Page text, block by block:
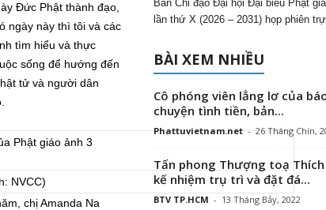
Đức Phật thành đạo,
ngày này thì tôi và các
tìm hiểu và thực
sống để hướng đến
tử và người dân
NVCC)
chị Amanda Na
Ban Chỉ đạo Đại hội Đại biểu Phật
lần thứ X (2026 – 2031) họp phiên
BÀI XEM NHIỀU
Cô phóng viên lẳng lơ của
chuyện tình tiền, bản...
Phattuvietnam.net - 26 Tháng Chín,
Tấn phong Thượng toạ
kế nhiệm trụ trì và đặt đá...
BTV TP.HCM - 13 Tháng Bảy, 2022